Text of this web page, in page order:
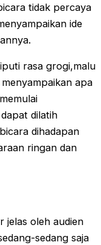
tidak percaya
ide
rasa grogi,malu
apa
dilatih
dihadapan
ringan dan
jelas oleh audien
sedang saja